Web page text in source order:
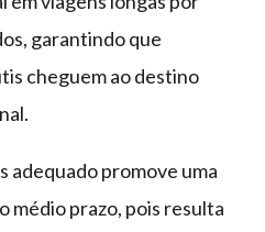
garantindo que
cheguem ao destino
adequado promove uma
médio prazo, pois resulta